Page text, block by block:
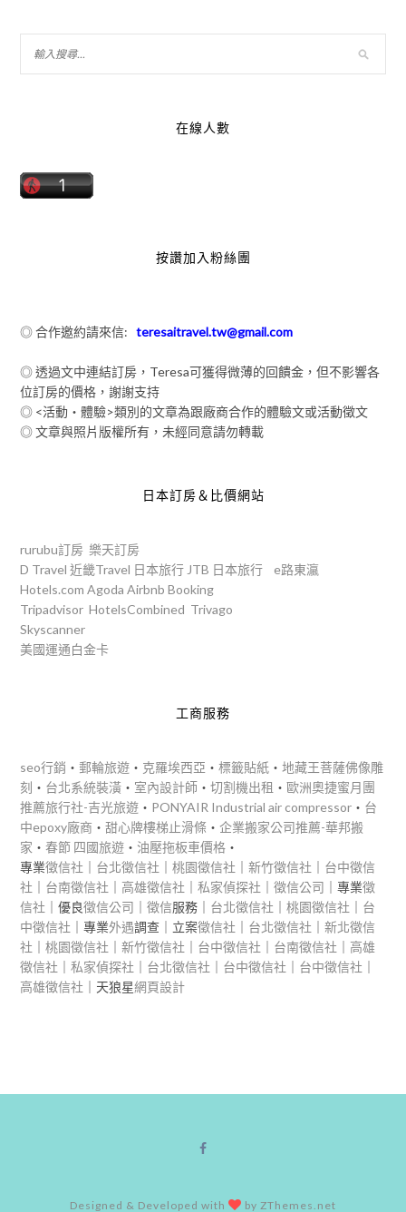
在線人數
按讚加入粉絲團
◎ 合作邀約請來信:teresaitravel.tw@gmail.com
◎ 透過文中連結訂房，Teresa可獲得微薄的回饋金，但不影響各
位訂房的價格，謝謝支持
◎ <活動‧體驗>類別的文章為跟廠商合作的體驗文或活動徵文
◎ 文章與照片版權所有，未經同意請勿轉載
日本訂房＆比價網站
rurubu訂房 樂天訂房
D Travel 近畿Travel 日本旅行 JTB 日本旅行
e路東瀛
Hotels.com Agoda Airbnb Booking
Tripadvisor HotelsCombined Trivago
Skyscanner
美國運通白金卡
工商服務
seo行銷 ‧郵輪旅遊 ‧ 克羅埃西亞 ‧標籤貼紙 ‧地藏王菩薩佛像雕
刻 ‧ 台北系統裝潢 ‧ 室內設計師 ‧切割機出租 ‧歐洲奧捷蜜月團
推薦旅行社-吉光旅遊 ‧ PONYAIR Industrial air compressor ‧ 台
中epoxy廠商 ‧甜心牌樓梯止滑條 ‧企業搬家公司推薦-華邦搬
家 ‧春節 四國旅遊 ‧ 油壓拖板車價格 ‧
專業徵信社 台北徵信社 ｜桃園徵信社 ｜新竹徵信社
台中徵信
社
台南徵信社 高雄徵信社 ｜私家偵探社 ｜徵信公司 ｜專業徵
信社 ｜優良徵信公司 ｜徵信服務｜ 台北徵信社 ｜桃園徵信社
台
中徵信社 ｜專業外遇調查｜立案徵信社 台北徵信社 ｜新北徵信
社 ｜桃園徵信社 ｜新竹徵信社 台中徵信社 台南徵信社
高雄
徵信社 ｜私家偵探社 台北徵信社 台中徵信社 台中徵信社
高雄徵信社 ｜天狼星網頁設計
Designed & Developed with by ZThemes.net